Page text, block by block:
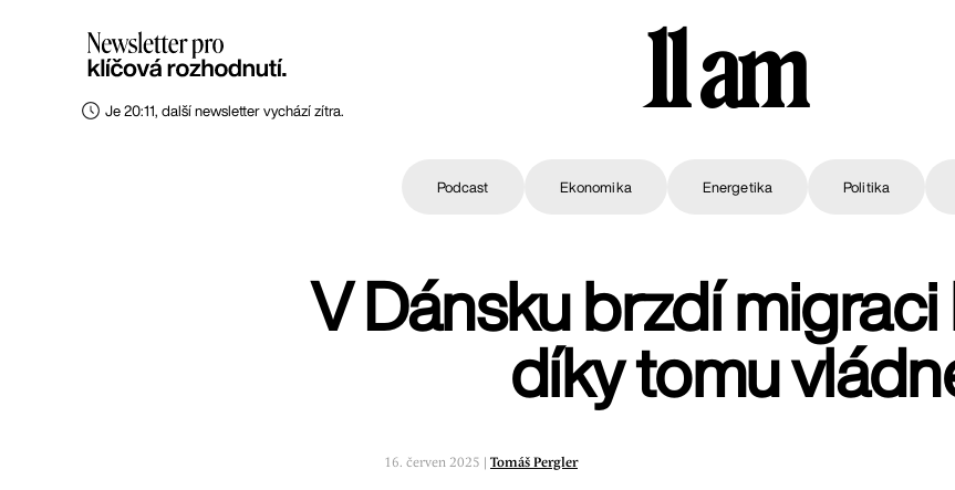
Je 20:11, další newsletter vychází zítra. 11 am
Podcast Ekonomika Energetika Politika
V Dánsku brzdí migraci
díky tomu
16. červen 2025 | Tomáš Pergler